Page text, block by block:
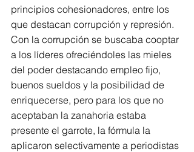
principios cohesionadores, entre los
que destacan corrupción y represión.
Con la corrupción se buscaba cooptar
a los líderes ofreciéndoles las mieles
del poder destacando empleo fijo,
buenos sueldos y la posibilidad de
enriquecerse, pero para los que no
aceptaban la zanahoria estaba
presente el garrote, la fórmula la
aplicaron selectivamente a periodistas